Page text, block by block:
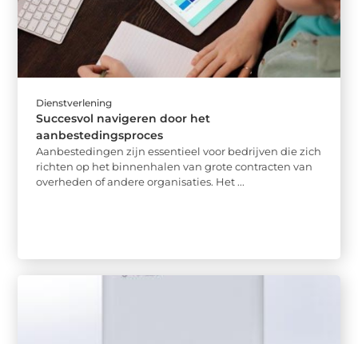
Dienstverlening
Succesvol navigeren door het
aanbestedingsproces
Aanbestedingen zijn essentieel voor bedrijven die zich
richten op het binnenhalen van grote contracten van
overheden of andere organisaties. Het ...